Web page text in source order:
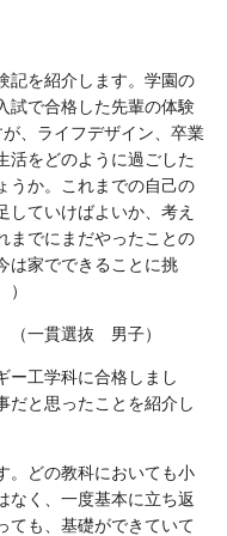
記を紹介します。学園の
試で合格した先輩の体験
、ライフデザイン、卒業
活をどのように過ごした
うか。これまでの自己の
していけばよいか、考え
までにまだやったことの
は家でできることに挑
（一貫選抜 男子）
工学科に合格しまし
だと思ったことを紹介し
。どの教科においても小
なく、一度基本に立ち返
ても、基礎ができていて